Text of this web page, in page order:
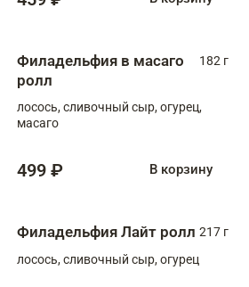
Филадельфия в масаго
ролл
182 г
лосось, сливочный сыр, огурец,
масаго
499 ₽ В корзину
Филадельфия Лайт ролл 217 г
лосось, сливочный сыр, огурец